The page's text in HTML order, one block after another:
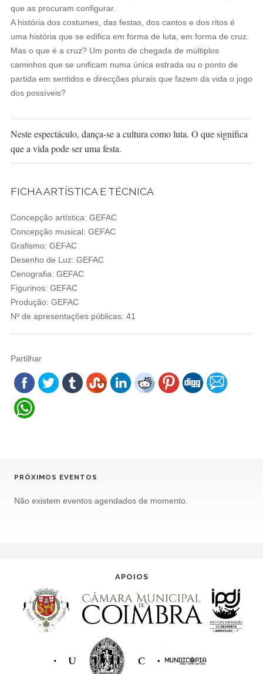
que as procuram configurar.
A história dos costumes, das festas, dos cantos e dos ritos é
uma história que se edifica em forma de luta, em forma de cruz.
Mas o que é a cruz? Um ponto de chegada de múltiplos
caminhos que se unificam numa única estrada ou o ponto de
partida em sentidos e direcções plurais que fazem da vida o jogo
dos possíveis?
Neste espectáculo, dança-se a cultura como luta. O que significa
que a vida pode ser uma festa.
FICHA ARTÍSTICA E TÉCNICA
Concepção artística: GEFAC
Concepção musical: GEFAC
Grafismo: GEFAC
Desenho de Luz: GEFAC
Cenografia: GEFAC
Figurinos: GEFAC
Produção: GEFAC
Nº de apresentações públicas: 41
Partilhar
PRÓXIMOS EVENTOS
Não existem eventos agendados de momento.
APOIOS